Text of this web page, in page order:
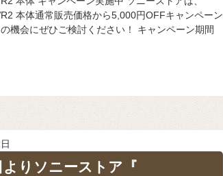
本体通常販売価格から5,000円OFFキャンペーン
機会にぜひご検討ください！ キャンペーン期間
よりソニーストア『